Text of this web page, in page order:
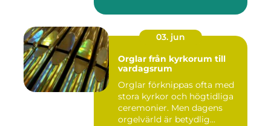
03. jun
Orglar från kyrkorum till
vardagsrum
Orglar förknippas ofta med
stora kyrkor och högtidliga
ceremonier. Men dagens
orgelvärld är betydlig...